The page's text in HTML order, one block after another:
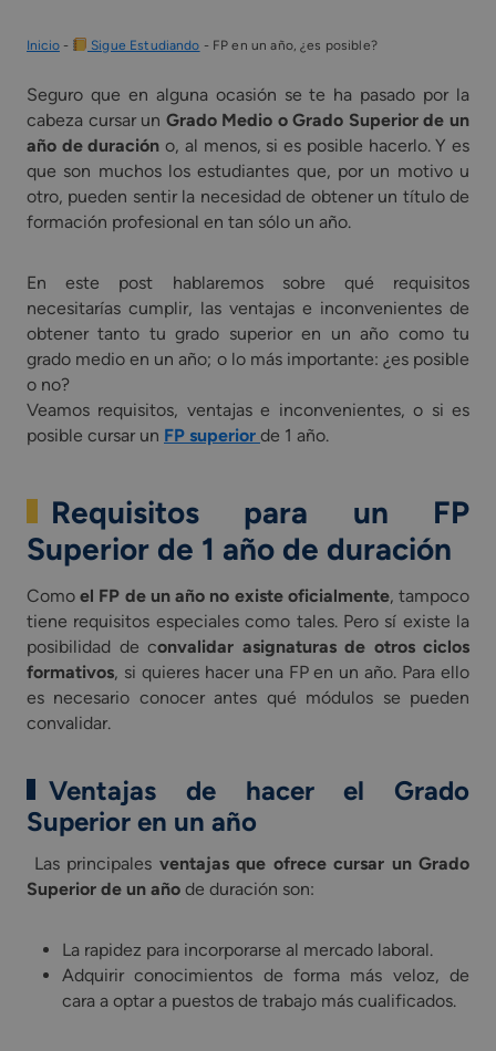
Inicio- Sigue Estudiando - FP en un año, ¿es posible?
Seguro que en alguna ocasión se te ha pasado por la
cabeza cursar un Grado Medio o Grado Superior de un
año de duración o, al menos, si es posible hacerlo. Y es
que son muchos los estudiantes que, por un motivo u
otro, pueden sentir la necesidad de obtener un título de
formación profesional en tan sólo un año.
En este post hablaremos sobre qué requisitos
necesitarías cumplir, las ventajas e inconvenientes de
obtener tanto tu grado superior en un año como tu
grado medio en un año; o lo más importante: ¿es posible
o no?
Veamos requisitos, ventajas e inconvenientes, o si es
posible cursar un FP superior de 1 año.
Requisitos para un FP
Superior de 1 año de duración
Como el FP de un año no existe oficialmente, tampoco
tiene requisitos especiales como tales. Pero sí existe la
posibilidad de convalidar asignaturas de otros ciclos
formativos, si quieres hacer una FP en un año. Para ello
es necesario conocer antes qué módulos se pueden
convalidar.
Ventajas de hacer el Grado
Superior en un año
Las principales ventajas que ofrece cursar un Grado
Superior de un año de duración son:
La rapidez para incorporarse al mercado laboral.
Adquirir conocimientos de forma más veloz, de
cara a optar a puestos de trabajo más cualificados.